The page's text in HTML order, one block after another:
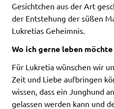
Gesichtchen aus der Art
der Entstehung der süßen
Lukretias Geheimnis.
Wo ich gerne leben möchte
Für Lukretia wünschen wir
Zeit und Liebe aufbringen
wissen, dass ein Junghund
gelassen werden kann und